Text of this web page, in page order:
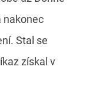
nakonec
Stal se
získal v